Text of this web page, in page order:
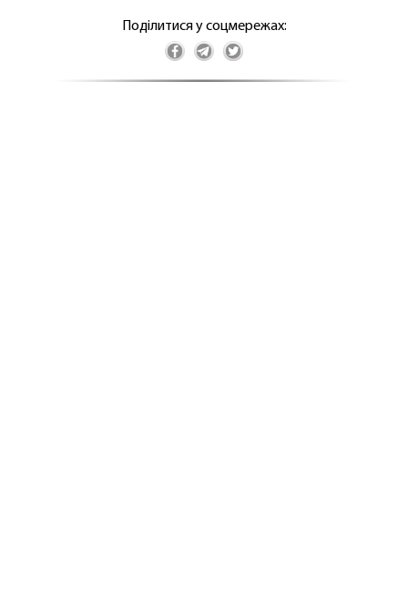
Поділитися у соцмережах: